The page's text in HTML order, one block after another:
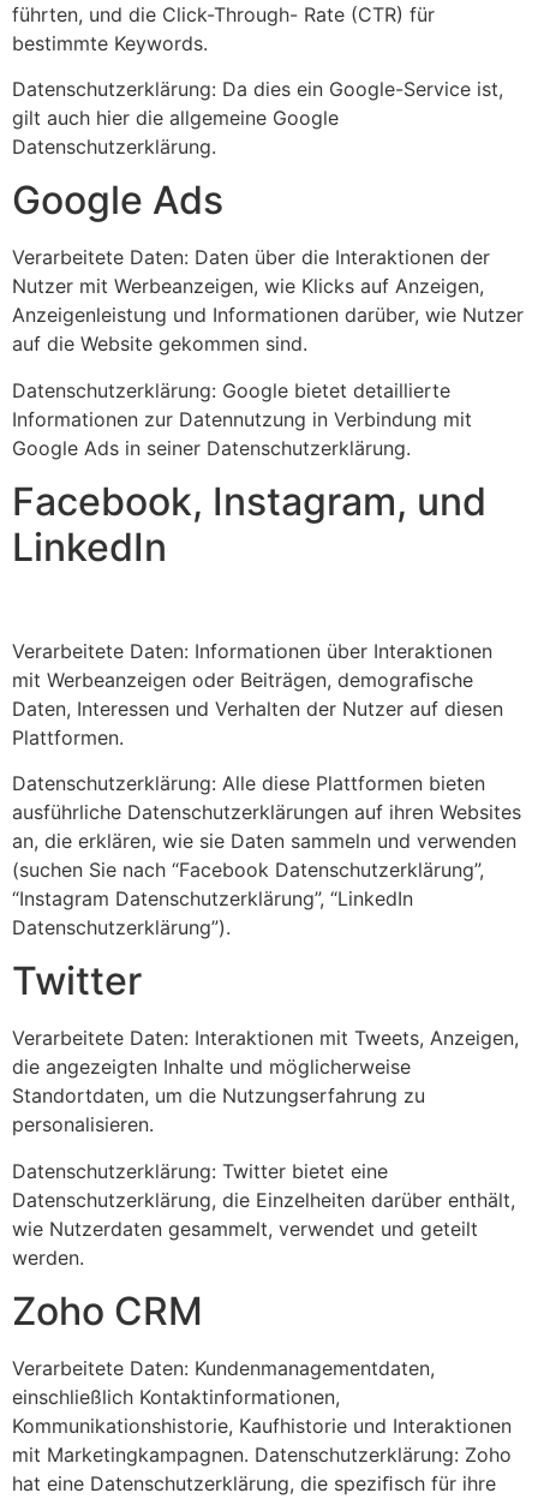
führten, und die Click-Through- Rate (CTR) für
bestimmte Keywords.
Datenschutzerklärung: Da dies ein Google-Service ist,
gilt auch hier die allgemeine Google
Datenschutzerklärung.
Google Ads
Verarbeitete Daten: Daten über die Interaktionen der
Nutzer mit Werbeanzeigen, wie Klicks auf Anzeigen,
Anzeigenleistung und Informationen darüber, wie Nutzer
auf die Website gekommen sind.
Datenschutzerklärung: Google bietet detaillierte
Informationen zur Datennutzung in Verbindung mit
Google Ads in seiner Datenschutzerklärung.
Facebook, Instagram, und
LinkedIn
Verarbeitete Daten: Informationen über Interaktionen
mit Werbeanzeigen oder Beiträgen, demograﬁsche
Daten, Interessen und Verhalten der Nutzer auf diesen
Plattformen.
Datenschutzerklärung: Alle diese Plattformen bieten
ausführliche Datenschutzerklärungen auf ihren Websites
an, die erklären, wie sie Daten sammeln und verwenden
(suchen Sie nach “Facebook Datenschutzerklärung”,
“Instagram Datenschutzerklärung”, “LinkedIn
Datenschutzerklärung”).
Twitter
Verarbeitete Daten: Interaktionen mit Tweets, Anzeigen,
die angezeigten Inhalte und möglicherweise
Standortdaten, um die Nutzungserfahrung zu
personalisieren.
Datenschutzerklärung: Twitter bietet eine
Datenschutzerklärung, die Einzelheiten darüber enthält,
wie Nutzerdaten gesammelt, verwendet und geteilt
werden.
Zoho CRM
Verarbeitete Daten: Kundenmanagementdaten,
einschließlich Kontaktinformationen,
Kommunikationshistorie, Kaufhistorie und Interaktionen
mit Marketingkampagnen. Datenschutzerklärung: Zoho
hat eine Datenschutzerklärung, die speziﬁsch für ihre